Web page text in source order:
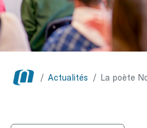
/ Actualités /